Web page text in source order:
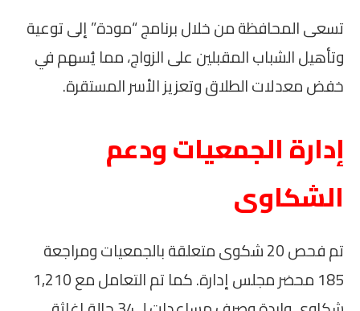
تسعى المحافظة من خلال برنامج “مودة” إلى توعية
وتأهيل الشباب المقبلين على الزواج، مما يُسهم في
خفض معدلات الطلاق وتعزيز الأسر المستقرة.
إدارة الجمعيات ودعم
الشكاوى
تم فحص 20 شكوى متعلقة بالجمعيات ومراجعة
185 محضر مجلس إدارة. كما تم التعامل مع 1,210